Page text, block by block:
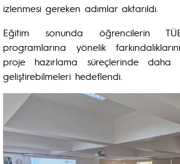
izlenmesi gereken adımlar aktarıldı.
Eğitim sonunda öğrencilerin
programlarına yönelik
proje hazırlama süreçlerinde daha
geliştirebilmeleri hedeflendi.